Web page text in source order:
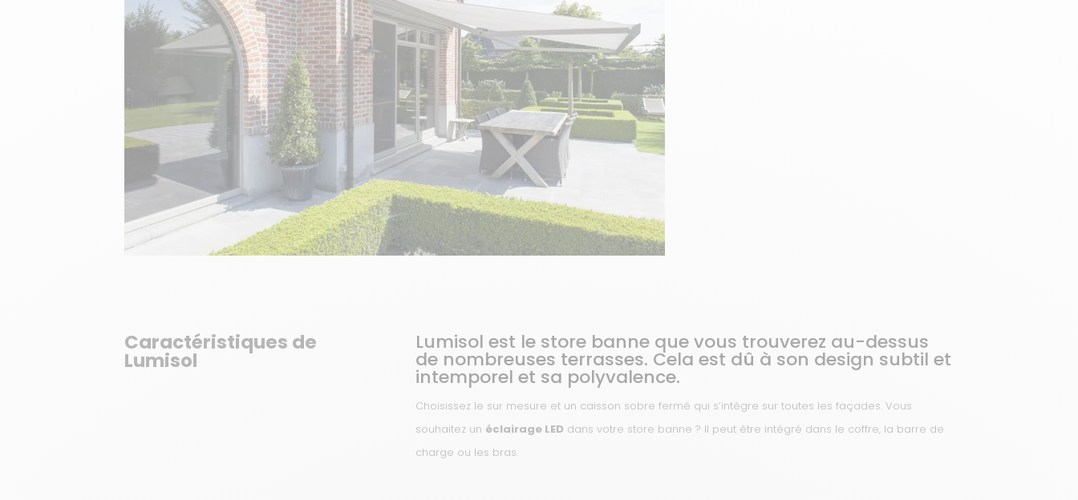
Caractéristiques de
Lumisol
Lumisol est le store banne que vous trouverez au-dessus
de nombreuses terrasses. Cela est dû à son design subtil et
intemporel et sa polyvalence.
Choisissez le sur mesure et un caisson sobre fermé qui s’intègre sur toutes les façades. Vous
souhaitez un éclairage LED dans votre store banne ? Il peut être intégré dans le coffre, la barre de
charge ou les bras.